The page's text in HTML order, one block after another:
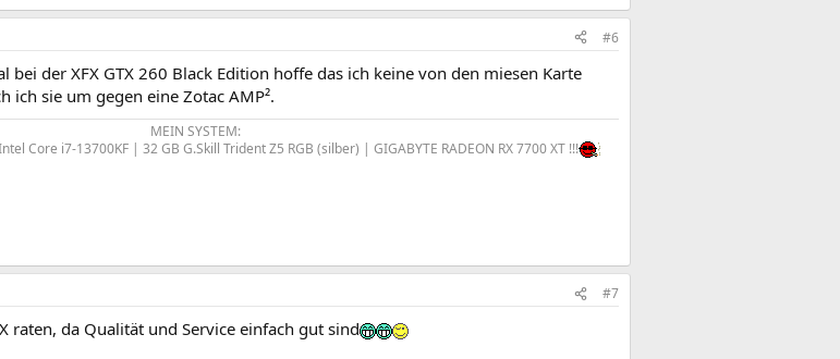
#6
bei der XFX GTX 260 Black Edition hoffe das ich keine von den miesen Karte
ich sie um gegen eine Zotac AMP².
MEIN SYSTEM:
Core i7-13700KF | 32 GB G.Skill Trident Z5 RGB (silber) | GIGABYTE RADEON RX 7700 XT !!!
#7
raten, da Qualität und Service einfach gut sind